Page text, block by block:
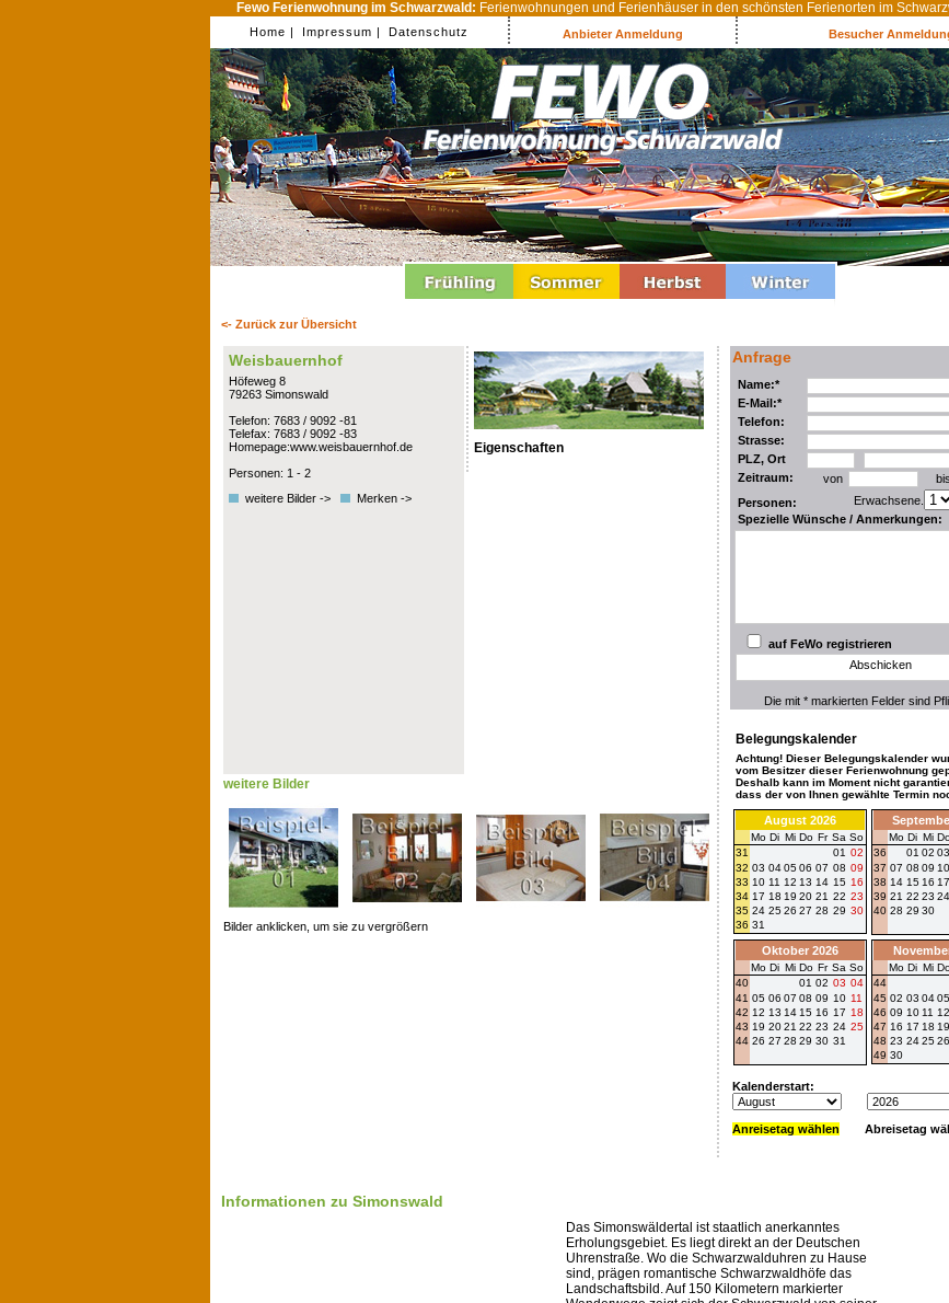
Fewo Ferienwohnung im Schwarzwald: Ferienwohnungen und Ferienhäuser in den schönsten Ferienorten im
Home | Impressum | Datenschutz Anbieter Anmeldung Besucher
<- Zurück zur Übersicht
Weisbauernhof
Höfeweg 8
79263 Simonswald
Telefon: 7683 / 9092 -81
Telefax: 7683 / 9092 -83
Homepage:www.weisbauernhof.de
Personen: 1 - 2
weitere Bilder ->
Merken ->
Eigenschaften
Anfrage
Name:*
E-Mail:*
Telefon:
Strasse:
PLZ, Ort
Zeitraum:
von
bis
Personen:
Erwachsene.
Spezielle Wünsche / Anmerkungen:
auf FeWo registrieren
Abschicken
Die mit * markierten Felder sind
Belegungskalender
Achtung! Dieser Belegungskalender
vom Besitzer dieser Ferienwohnung
Deshalb kann im Moment nicht
dass der von Ihnen gewählte Termin
August 2026
Mo Di Mi Do Fr Sa So
31
01 02
32 03 04 05 06 07 08 09
33 10 11 12 13 14 15 16
34 17 18 19 20 21 22 23
35 24 25 26 27 28 29 30
36 31
Mo Di Mi
36
01 02 03
37 07 08 09 10
38 14 15 16 17
39 21 22 23 24
40 28 29 30
Oktober 2026
Mo Di Mi Do Fr Sa So
40
01 02 03 04
41 05 06 07 08 09 10 11
42 12 13 14 15 16 17 18
43 19 20 21 22 23 24 25
44 26 27 28 29 30 31
Mo Di Mi
44
45 02 03 04 05
46 09 10 11 12
47 16 17 18 19
48 23 24 25 26
49 30
Kalenderstart:
Anreisetag wählen Abreisetag
weitere Bilder
Bilder anklicken, um sie zu vergrößern
Informationen zu Simonswald
Das Simonswäldertal ist staatlich anerkanntes
Erholungsgebiet. Es liegt direkt an der Deutschen
Uhrenstraße. Wo die Schwarzwalduhren zu Hause
sind, prägen romantische Schwarzwaldhöfe das
Landschaftsbild. Auf 150 Kilometern markierter